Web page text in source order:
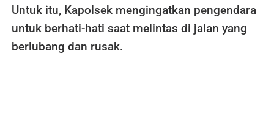
Untuk itu, Kapolsek mengingatkan pengendara
untuk berhati-hati saat melintas di jalan yang
berlubang dan rusak.